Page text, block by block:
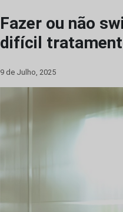
Fazer ou não
difícil
9 de Julho, 2025